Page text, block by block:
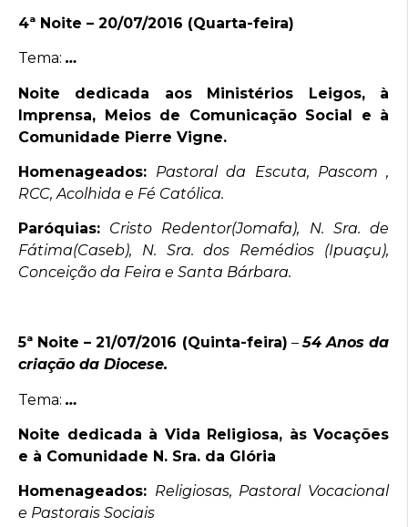
4ª Noite – 20/07/2016 (Quarta-feira)
Tema: …
Noite dedicada aos Ministérios Leigos, à
Imprensa, Meios de Comunicação Social e à
Comunidade Pierre Vigne.
Homenageados: Pastoral da Escuta, Pascom ,
RCC, Acolhida e Fé Católica.
Paróquias: Cristo Redentor(Jomafa), N. Sra. de
Fátima(Caseb), N. Sra. dos Remédios (Ipuaçu),
Conceição da Feira e Santa Bárbara.
5ª Noite – 21/07/2016 (Quinta-feira) –54 Anos da
criação da Diocese.
Tema: …
Noite dedicada à Vida Religiosa, às Vocações
e à Comunidade N. Sra. da Glória
Homenageados: Religiosas, Pastoral Vocacional
e Pastorais Sociais